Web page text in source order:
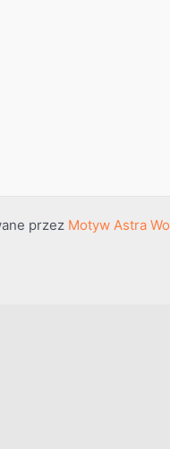
przez Motyw Astra